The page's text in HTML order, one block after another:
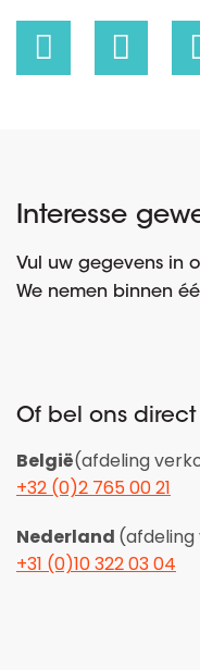
Interesse
Vul uw gegevens in
We nemen binnen
Of bel ons direct
België(afdeling
+32 (0)2 765 00 21
Nederland
+31 (0)10 322 03 04